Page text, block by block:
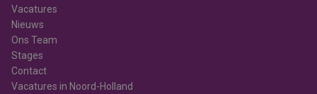
Vacatures
Nieuws
Ons Team
Stages
Contact
Vacatures in Noord-Holland